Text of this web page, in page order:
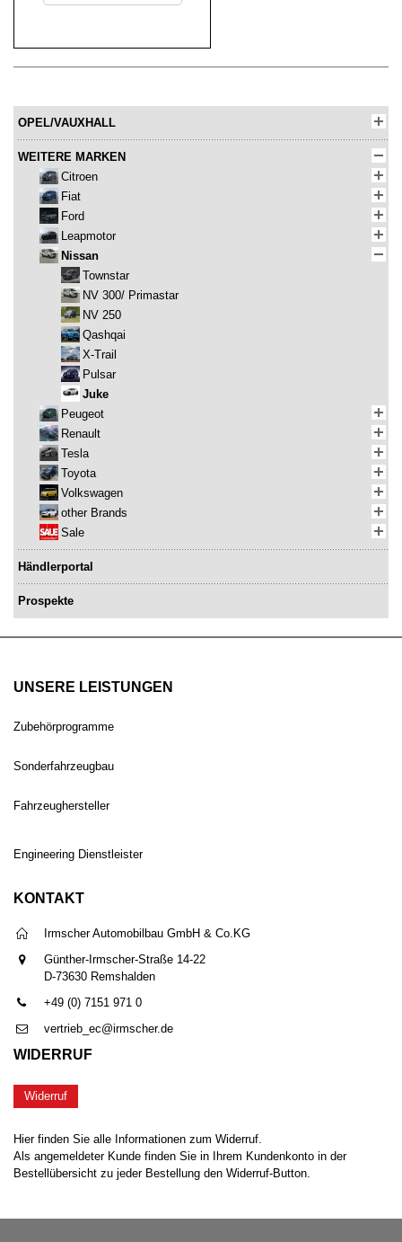
OPEL/VAUXHALL
WEITERE MARKEN
Citroen
Fiat
Ford
Leapmotor
Nissan
Townstar
NV 300/ Primastar
NV 250
Qashqai
X-Trail
Pulsar
Juke
Peugeot
Renault
Tesla
Toyota
Volkswagen
other Brands
Sale
Händlerportal
Prospekte
UNSERE LEISTUNGEN
Zubehörprogramme
Sonderfahrzeugbau
Fahrzeughersteller
Engineering Dienstleister
KONTAKT
Irmscher Automobilbau GmbH & Co.KG
Günther-Irmscher-Straße 14-22
D-73630 Remshalden
+49 (0) 7151 971 0
vertrieb_ec@irmscher.de
WIDERRUF
Widerruf
Hier finden Sie alle Informationen zum Widerruf.
Als angemeldeter Kunde finden Sie in Ihrem Kundenkonto in der
Bestellübersicht zu jeder Bestellung den Widerruf-Button.